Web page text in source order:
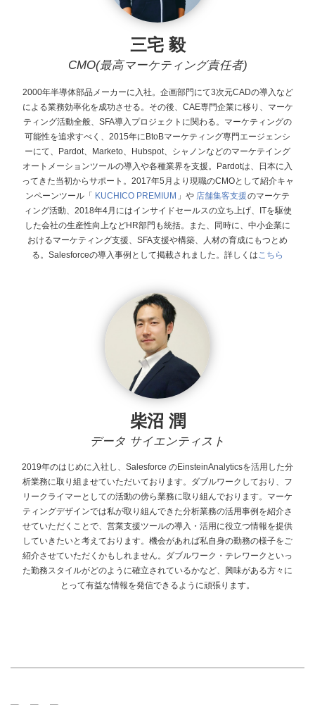
三宅 毅
CMO(最高マーケティング責任者)
2000年半導体部品メーカーに入社。企画部門にて3次元CADの導入など
による業務効率化を成功させる。その後、CAE専門企業に移り、マーケ
ティング活動全般、SFA導入プロジェクトに関わる。マーケティングの
可能性を追求すべく、2015年にBtoBマーケティング専門エージェンシ
ーにて、Pardot、Marketo、Hubspot、シャノンなどのマーケテイング
オートメーションツールの導入や各種業界を支援。Pardotは、日本に入
ってきた当初からサポート。 2017年5月より現職のCMOとして紹介キャ
ンペーンツール「
KUCHICO PREMIUM 」や 店舗集客支援のマーケテ
ィング活動、2018年4月にはインサイドセールスの立ち上げ、ITを駆使
した会社の生産性向上などHR部門も統括。また、同時に、中小企業に
おけるマーケティング支援、SFA支援や構築、人材の育成にもつとめ
る。Salesforceの導入事例として掲載されました。詳しくはこちら
柴沼 潤
データ サイエンティスト
2019年のはじめに入社し、Salesforce のEinsteinAnalyticsを活用した分
析業務に取り組ませていただいております。ダブルワークしており、フ
リークライマーとしての活動の傍ら業務に取り組んでおります。マーケ
ティングデザインでは私が取り組んできた分析業務の活用事例を紹介さ
せていただくことで、営業支援ツールの導入・活用に役立つ情報を提供
していきたいと考えております。機会があれば私自身の勤務の様子をご
紹介させていただくかもしれません。ダブルワーク・テレワークといっ
た勤務スタイルがどのように確立されているかなど、興味がある方々に
とって有益な情報を発信できるように頑張ります。